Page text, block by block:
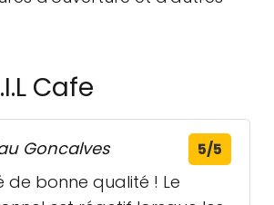
Cafe
Goncalves 5/5
de bonne qualité ! Le